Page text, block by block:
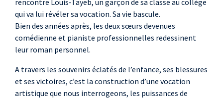
rencontre Louis-Tayeb, un garçon de sa classe au collège
qui va lui révéler sa vocation. Sa vie bascule.
Bien des années après, les deux sœurs devenues
comédienne et pianiste professionnelles redessinent
leur roman personnel.
A travers les souvenirs éclatés de l’enfance, ses blessures
et ses victoires, c’est la construction d’une vocation
artistique que nous interrogeons, les puissances de